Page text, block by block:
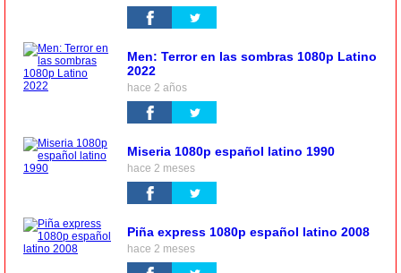
Men: Terror en las sombras 1080p Latino
2022
hace 2 años
Miseria 1080p español latino 1990
hace 2 meses
Piña express 1080p español latino 2008
hace 2 meses